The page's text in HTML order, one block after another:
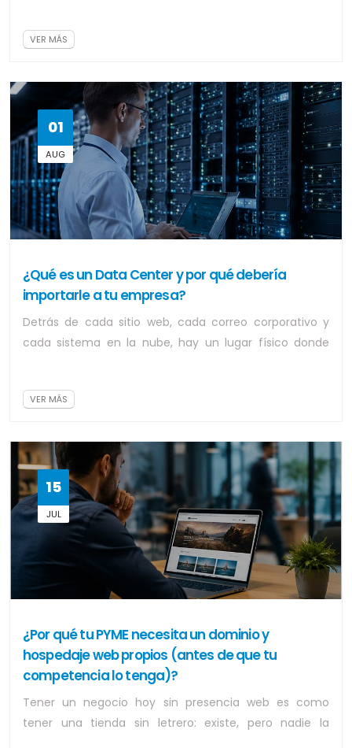
VER MÁS
01
AUG
¿Qué es un Data Center y por qué debería
importarle a tu empresa?
Detrás de cada sitio web, cada correo corporativo y
cada sistema en la nube, hay un lugar físico donde
VER MÁS
15
JUL
¿Por qué tu PYME necesita un dominio y
hospedaje web propios (antes de que tu
competencia lo tenga)?
Tener un negocio hoy sin presencia web es como
tener una tienda sin letrero: existe, pero nadie la